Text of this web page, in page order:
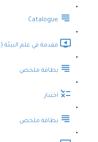
Catalogue
مقدمة في علم البيئة (17:28)
بطاقة ملخص
اختبار
بطاقة ملخص